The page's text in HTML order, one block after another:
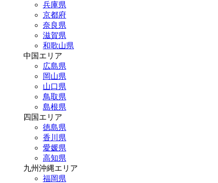
兵庫県
京都府
奈良県
滋賀県
和歌山県
中国エリア
広島県
岡山県
山口県
鳥取県
島根県
四国エリア
徳島県
香川県
愛媛県
高知県
九州沖縄エリア
福岡県